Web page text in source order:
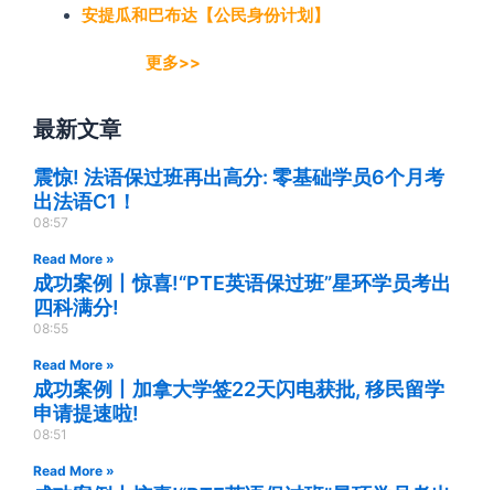
安提瓜和巴布达【公民身份计划】
更多>>
最新文章
震惊! 法语保过班再出高分: 零基础学员6个月考
出法语C1！
08:57
Read More »
成功案例丨惊喜!“PTE英语保过班”星环学员考出
四科满分!
08:55
Read More »
成功案例丨加拿大学签22天闪电获批, 移民留学
申请提速啦!
08:51
Read More »